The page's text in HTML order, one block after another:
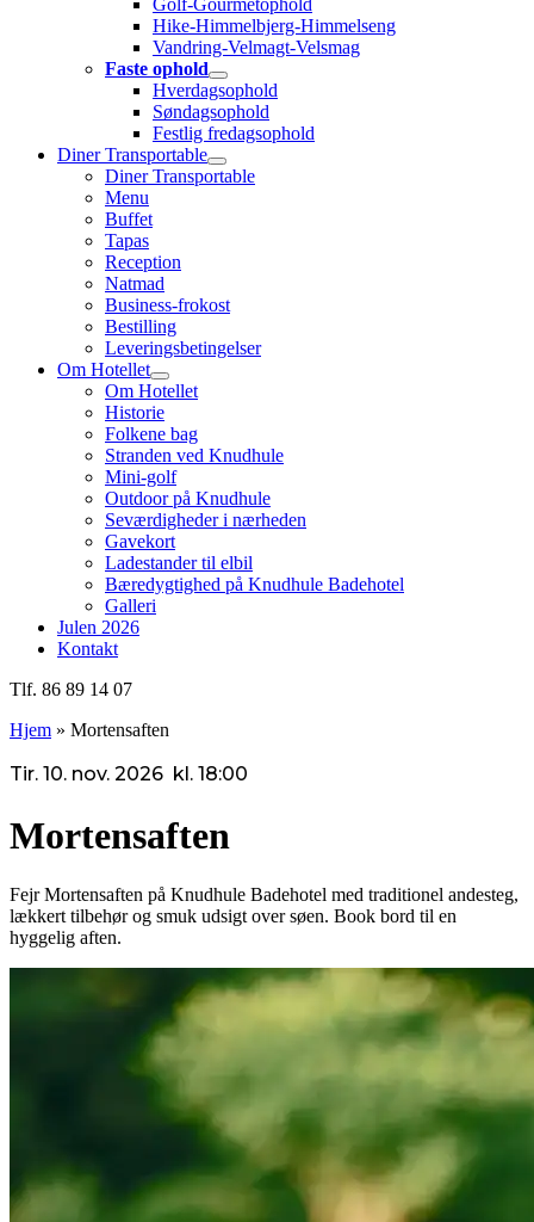
Golf-Gourmetophold
Hike-Himmelbjerg-Himmelseng
Vandring-Velmagt-Velsmag
Faste ophold
Hverdagsophold
Søndagsophold
Festlig fredagsophold
Diner Transportable
Diner Transportable
Menu
Buffet
Tapas
Reception
Natmad
Business-frokost
Bestilling
Leveringsbetingelser
Om Hotellet
Om Hotellet
Historie
Folkene bag
Stranden ved Knudhule
Mini-golf
Outdoor på Knudhule
Seværdigheder i nærheden
Gavekort
Ladestander til elbil
Bæredygtighed på Knudhule Badehotel
Galleri
Julen 2026
Kontakt
Tlf. 86 89 14 07
Hjem » Mortensaften
Tir. 10. nov. 2026 kl. 18:00
Mortensaften
Fejr Mortensaften på Knudhule Badehotel med traditionel andesteg,
lækkert tilbehør og smuk udsigt over søen. Book bord til en
hyggelig aften.